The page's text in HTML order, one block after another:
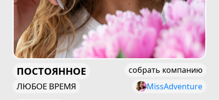
ПОСТОЯННОЕ
ЛЮБОЕ ВРЕМЯ
собрать компанию
MissAdventure